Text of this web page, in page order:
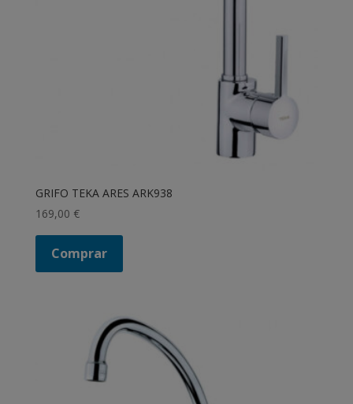
GRIFO TEKA ARES ARK938
169,00 €
Comprar